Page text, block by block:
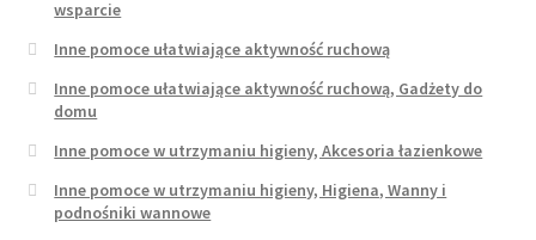
wsparcie
Inne pomoce ułatwiające aktywność ruchową
Inne pomoce ułatwiające aktywność ruchową, Gadżety do
domu
Inne pomoce w utrzymaniu higieny, Akcesoria łazienkowe
Inne pomoce w utrzymaniu higieny, Higiena, Wanny i
podnośniki wannowe